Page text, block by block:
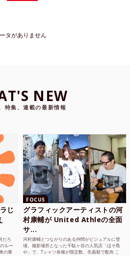
タがありません
NEW
特集、連載の最新情報
じ
だろ
ルー
の乗
FOCUS
グラフィックアーティストの河
村康輔が United Athleの全面
サ...
河村康輔とつながりのある仲間がビジュアルに登
場。撮影場所となった千駄ヶ谷の人気店「ほそ島
や」で、Tシャツ各種が限定数、先着順で配布 こ